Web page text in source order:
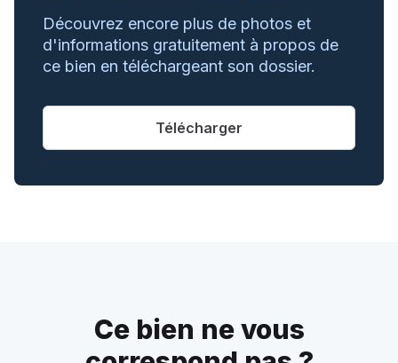
Découvrez encore plus de photos et
d'informations gratuitement à propos de
ce bien en téléchargeant son dossier.
Télécharger
Ce bien ne vous